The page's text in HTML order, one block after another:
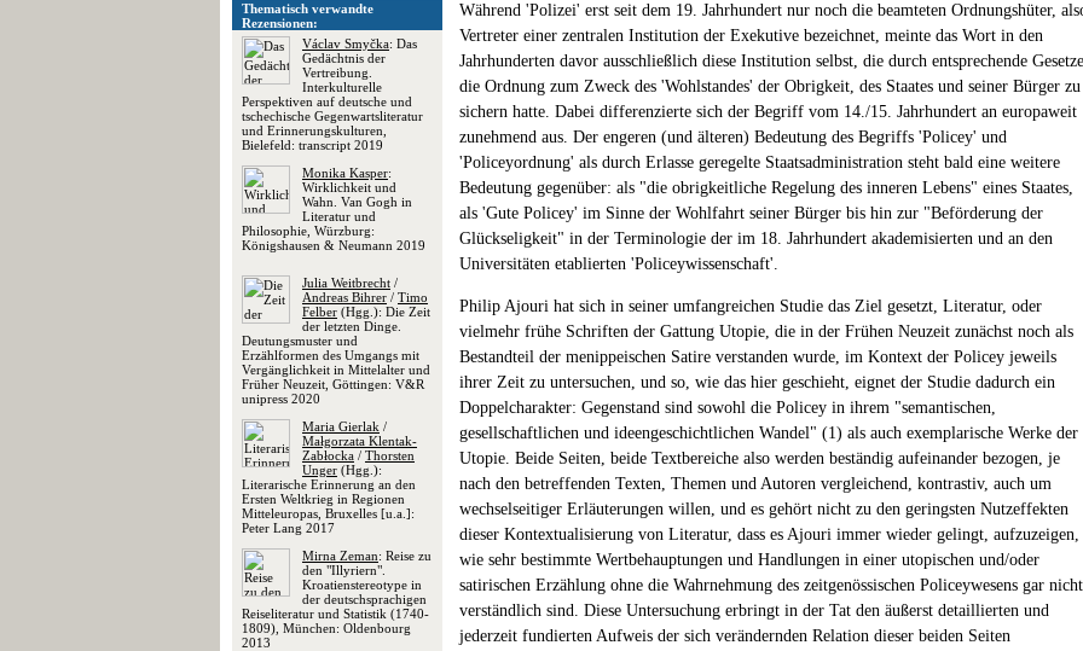
Thematisch verwandte
Rezensionen:
Václav Smyčka: Das
Gedächtnis der
Vertreibung.
Interkulturelle
Perspektiven auf deutsche und
tschechische Gegenwartsliteratur
und Erinnerungskulturen,
Bielefeld: transcript 2019
Monika Kasper:
Wirklichkeit und
Wahn. Van Gogh in
Literatur und
Philosophie, Würzburg:
Königshausen & Neumann 2019
Julia Weitbrecht /
Andreas Bihrer / Timo
Felber (Hgg.): Die Zeit
der letzten Dinge.
Deutungsmuster und
Erzählformen des Umgangs mit
Vergänglichkeit in Mittelalter und
Früher Neuzeit, Göttingen: V&R
unipress 2020
Maria Gierlak /
Małgorzata Klentak-
Zabłocka / Thorsten
Unger (Hgg.):
Literarische Erinnerung an den
Ersten Weltkrieg in Regionen
Mitteleuropas, Bruxelles [u.a.]:
Peter Lang 2017
Mirna Zeman: Reise zu
den "Illyriern".
Kroatienstereotype in
der deutschsprachigen
Reiseliteratur und Statistik (1740-
1809), München: Oldenbourg
2013
Während 'Polizei' erst seit dem 19. Jahrhundert nur noch die beamteten Ordnungshüter,
Vertreter einer zentralen Institution der Exekutive bezeichnet, meinte das Wort in den
Jahrhunderten davor ausschließlich diese Institution selbst, die durch entsprechende Gesetze
die Ordnung zum Zweck des 'Wohlstandes' der Obrigkeit, des Staates und seiner Bürger zu
sichern hatte. Dabei differenzierte sich der Begriff vom 14./15. Jahrhundert an europaweit
zunehmend aus. Der engeren (und älteren) Bedeutung des Begriffs 'Policey' und
'Policeyordnung' als durch Erlasse geregelte Staatsadministration steht bald eine weitere
Bedeutung gegenüber: als "die obrigkeitliche Regelung des inneren Lebens" eines Staates,
als 'Gute Policey' im Sinne der Wohlfahrt seiner Bürger bis hin zur "Beförderung der
Glückseligkeit" in der Terminologie der im 18. Jahrhundert akademisierten und an den
Universitäten etablierten 'Policeywissenschaft'.
Philip Ajouri hat sich in seiner umfangreichen Studie das Ziel gesetzt, Literatur, oder
vielmehr frühe Schriften der Gattung Utopie, die in der Frühen Neuzeit zunächst noch als
Bestandteil der menippeischen Satire verstanden wurde, im Kontext der Policey jeweils
ihrer Zeit zu untersuchen, und so, wie das hier geschieht, eignet der Studie dadurch ein
Doppelcharakter: Gegenstand sind sowohl die Policey in ihrem "semantischen,
gesellschaftlichen und ideengeschichtlichen Wandel" (1) als auch exemplarische Werke der
Utopie. Beide Seiten, beide Textbereiche also werden beständig aufeinander bezogen, je
nach den betreffenden Texten, Themen und Autoren vergleichend, kontrastiv, auch um
wechselseitiger Erläuterungen willen, und es gehört nicht zu den geringsten Nutzeffekten
dieser Kontextualisierung von Literatur, dass es Ajouri immer wieder gelingt, aufzuzeigen,
wie sehr bestimmte Wertbehauptungen und Handlungen in einer utopischen und/oder
satirischen Erzählung ohne die Wahrnehmung des zeitgenössischen Policeywesens gar nicht
verständlich sind. Diese Untersuchung erbringt in der Tat den äußerst detaillierten und
jederzeit fundierten Aufweis der sich verändernden Relation dieser beiden Seiten